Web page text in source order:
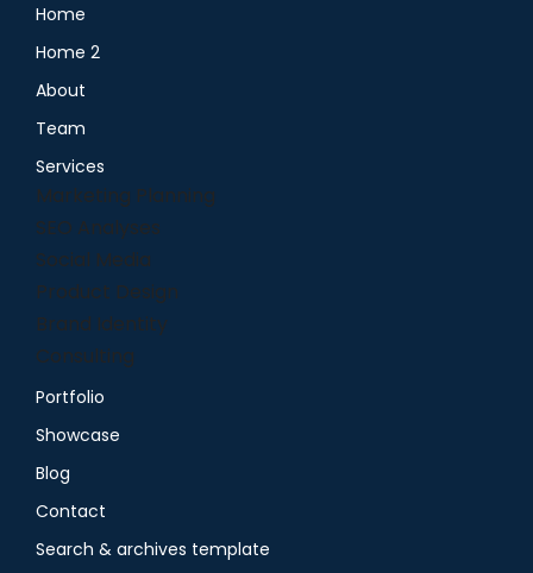
Home
Home 2
About
Team
Services
Marketing Planning
SEO Analyses
Social Media
Product Design
Brand Identity
Consulting
Portfolio
Showcase
Blog
Contact
Search & archives template